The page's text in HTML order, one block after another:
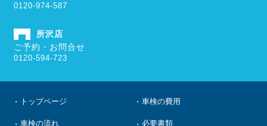
0120-974-587
所沢店
ご予約・お問合せ
0120-594-723
トップページ 車検の費用
車検の流れ 必要書類